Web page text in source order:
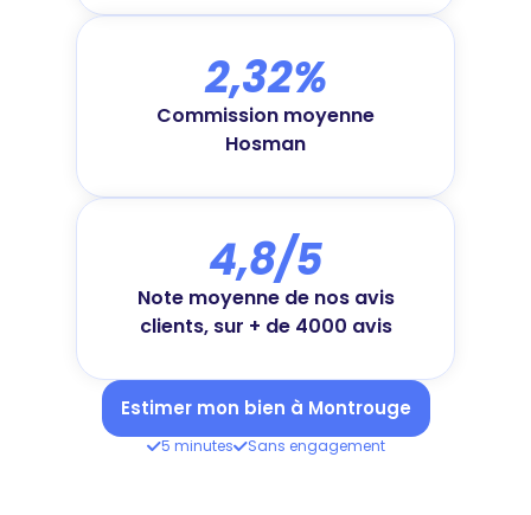
2,32%
Commission moyenne
Hosman
4,8/5
Note moyenne de nos avis
clients, sur + de 4000 avis
Estimer mon bien à Montrouge
5 minutes Sans engagement